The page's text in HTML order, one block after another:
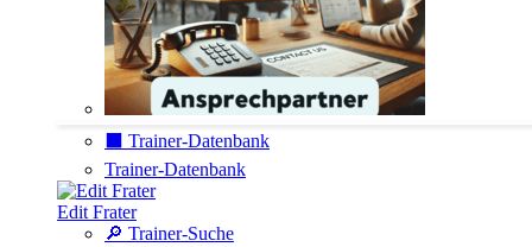
⬛️ Trainer-Datenbank
Trainer-Datenbank
Edit Frater
🔎 Trainer-Suche